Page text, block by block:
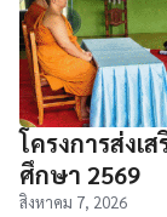
โครงการส่งเ
ศึกษา 2569
สิงหาคม 7, 2026